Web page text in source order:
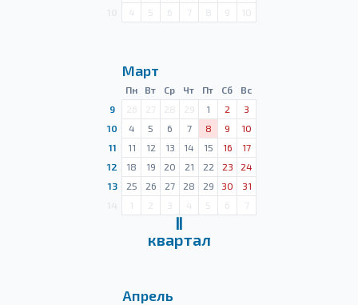
4 5 6 7 8 9 10
Март
Пн Вт Ср Чт Пт Сб
Вс
9
26 27 28 29 1 2
3
10
4 5 6 7 8 9
10
11
11 12 13 14 15 16
17
12
18 19 20 21 22 23
24
13
25 26 27 28 29 30
31
1 2 3 4 5 6 7
Ⅱ
квартал
Апрель